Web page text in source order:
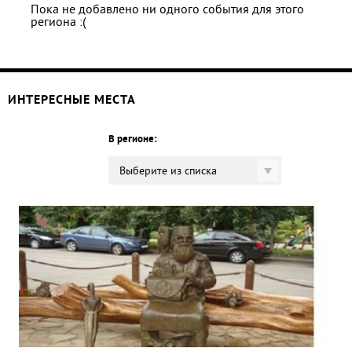
Пока не добавлено ни одного события для этого
региона :(
ИНТЕРЕСНЫЕ МЕСТА
В регионе:
Выберите из списка